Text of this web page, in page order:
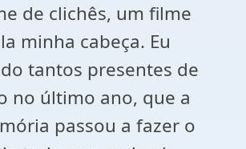
de clichês, um filme
minha cabeça. Eu
tantos presentes de
no último ano, que a
passou a fazer o